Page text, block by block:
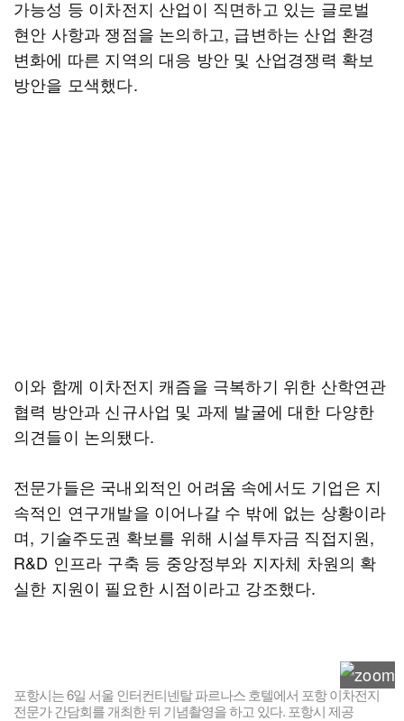
가능성 등 이차전지 산업이 직면하고 있는 글로벌
현안 사항과 쟁점을 논의하고, 급변하는 산업 환경
변화에 따른 지역의 대응 방안 및 산업경쟁력 확보
방안을 모색했다.
이와 함께 이차전지 캐즘을 극복하기 위한 산학연관
협력 방안과 신규사업 및 과제 발굴에 대한 다양한
의견들이 논의됐다.
전문가들은 국내외적인 어려움 속에서도 기업은 지
속적인 연구개발을 이어나갈 수 밖에 없는 상황이라
며, 기술주도권 확보를 위해 시설투자금 직접지원,
R&D 인프라 구축 등 중앙정부와 지자체 차원의 확
실한 지원이 필요한 시점이라고 강조했다.
포항시는 6일 서울 인터컨티넨탈 파르나스 호텔에서 포항 이차전지
전문가 간담회를 개최한 뒤 기념촬영을 하고 있다. 포항시 제공